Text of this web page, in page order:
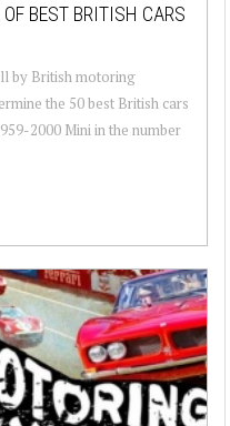
BEST BRITISH CARS
by British motoring
the 50 best British cars
2000 Mini in the number